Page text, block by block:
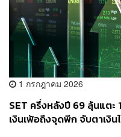
1 กรกฎาคม 2026
SET ครึ่งหลังปี 69 ลุ้นแตะ
เงินเฟ้อถึงจุดพีก จับตาเงิ